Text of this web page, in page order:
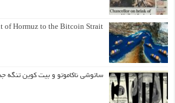
of Hormuz to the Bitcoin Strait
ساتوشی ناکاموتو و بیت کوین تنگه